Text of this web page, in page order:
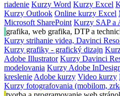
riadenie Kurzy Word Kurzy Excel
Kurzy Outlook Online kurzy Excel
Microsoft SharePoint Kurzy SAP a
grafika, web grafika, DTP a
Kurzy strihanie videa, Davinci
Kurzy grafiky - grafický dizajn
Adobe Illustrator Kurzy Davinci
modelovania Kurzy Adobe
kreslenie Adobe kurzy Video kurzy
Kurzy fotografovania (mobilom,